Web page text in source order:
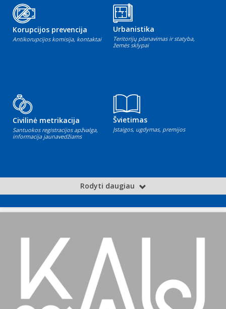
Korupcijos prevencija
Antikorupcijos komisija, kontaktai
Urbanistika
Teritorijų planavimas ir statyba,
žemės sklypai
Civilinė metrikacija
Santuokos registracijos apžvalga,
informacija jaunavedžiams
Švietimas
Įstaigos, ugdymas, premijos
Rodyti daugiau